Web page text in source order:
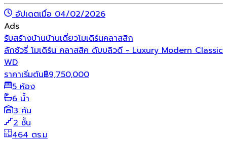
อัปเดตเมื่อ 04/02/2026
Ads
รับสร้างบ้านบ้านเดี่ยวโมเดิร์นคลาสสิก
ลักชัวรี่ โมเดิร์น คลาสสิค ดับบลิวดี - Luxury Modern Classic
WD
ราคาเริ่มต้น฿9,750,000
5 ห้อง
6 น้ำ
3 คัน
2 ชั้น
464 ตร.ม